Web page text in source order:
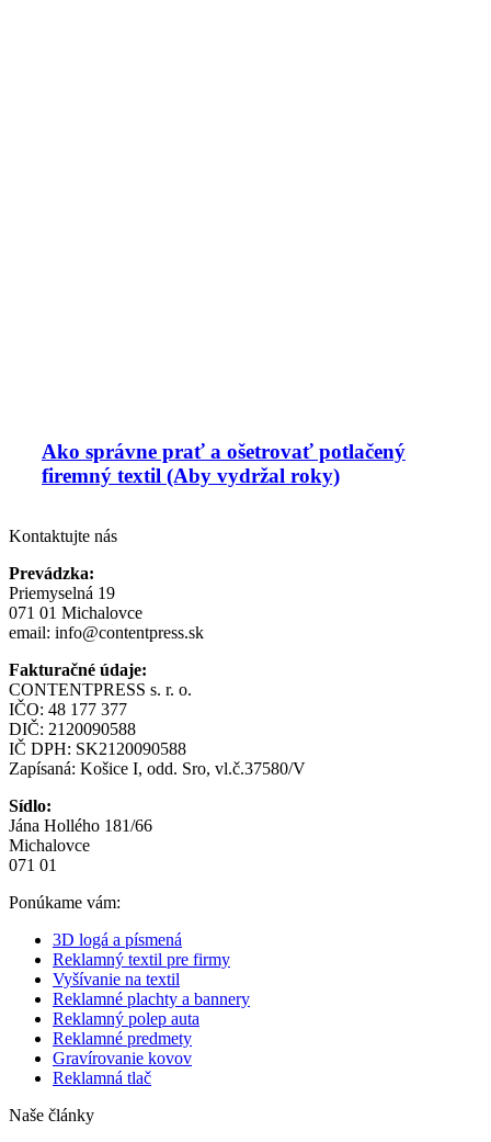
Ako správne prať a ošetrovať potlačený
firemný textil (Aby vydržal roky)
Kontaktujte nás
Prevádzka:
Priemyselná 19
071 01 Michalovce
email: info@contentpress.sk
Fakturačné údaje:
CONTENTPRESS s. r. o.
IČO: 48 177 377
DIČ: 2120090588
IČ DPH: SK2120090588
Zapísaná: Košice I, odd. Sro, vl.č.37580/V
Sídlo:
Jána Hollého 181/66
Michalovce
071 01
Ponúkame vám:
3D logá a písmená
Reklamný textil pre firmy
Vyšívanie na textil
Reklamné plachty a bannery
Reklamný polep auta
Reklamné predmety
Gravírovanie kovov
Reklamná tlač
Naše články